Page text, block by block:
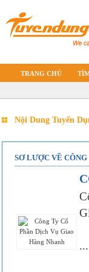
TRANG CHỦ
Nội Dung Tuyển
SƠ LƯỢC VỀ